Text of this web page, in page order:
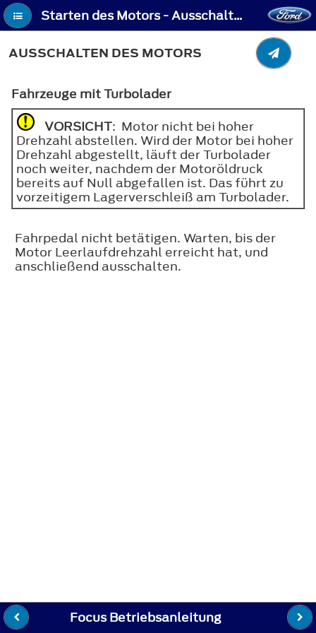
Starten des Motors - Ausschalten des Motors
AUSSCHALTEN DES MOTORS
Fahrzeuge mit Turbolader
VORSICHT: Motor nicht bei hoher
Drehzahl abstellen. Wird der Motor bei hoher
Drehzahl abgestellt, läuft der Turbolader
noch weiter, nachdem der Motoröldruck
bereits auf Null abgefallen ist. Das führt zu
vorzeitigem Lagerverschleiß am Turbolader.
Fahrpedal nicht betätigen. Warten, bis der
Motor Leerlaufdrehzahl erreicht hat, und
anschließend ausschalten.
Focus Betriebsanleitung